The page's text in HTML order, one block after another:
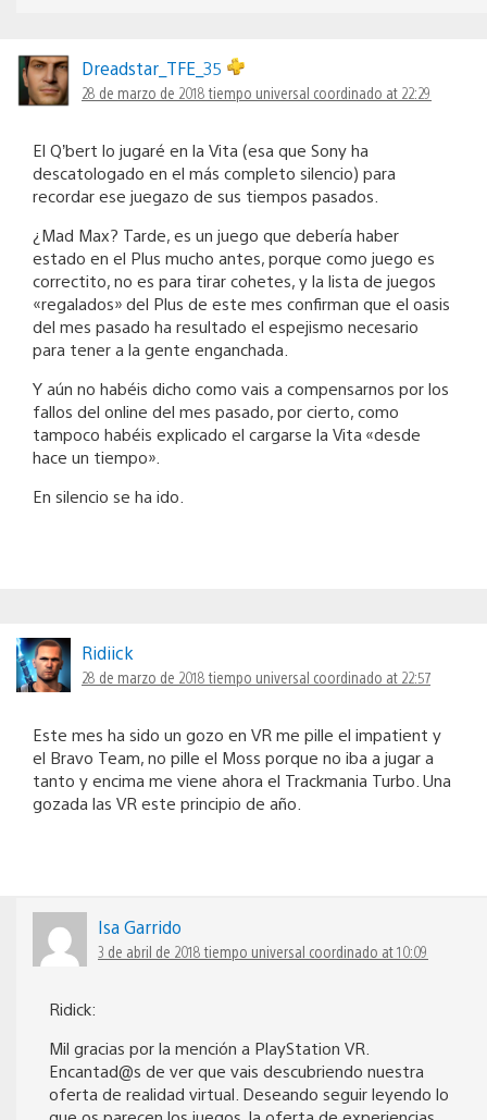
Dreadstar_TFE_35
28 de marzo de 2018 tiempo universal coordinado at 22:29
El Q’bert lo jugaré en la Vita (esa que Sony ha
descatologado en el más completo silencio) para
recordar ese juegazo de sus tiempos pasados.
¿Mad Max? Tarde, es un juego que debería haber
estado en el Plus mucho antes, porque como juego es
correctito, no es para tirar cohetes, y la lista de juegos
«regalados» del Plus de este mes confirman que el oasis
del mes pasado ha resultado el espejismo necesario
para tener a la gente enganchada.
Y aún no habéis dicho como vais a compensarnos por los
fallos del online del mes pasado, por cierto, como
tampoco habéis explicado el cargarse la Vita «desde
hace un tiempo».
En silencio se ha ido.
Ridiick
28 de marzo de 2018 tiempo universal coordinado at 22:57
Este mes ha sido un gozo en VR me pille el impatient y
el Bravo Team, no pille el Moss porque no iba a jugar a
tanto y encima me viene ahora el Trackmania Turbo. Una
gozada las VR este principio de año.
Isa Garrido
3 de abril de 2018 tiempo universal coordinado at 10:09
Ridick:
Mil gracias por la mención a PlayStation VR.
Encantad@s de ver que vais descubriendo nuestra
oferta de realidad virtual. Deseando seguir leyendo lo